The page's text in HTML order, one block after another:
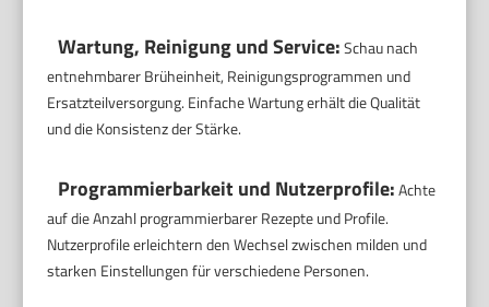
Wartung, Reinigung und Service:Schau nach
entnehmbarer Brüheinheit, Reinigungsprogrammen und
Ersatzteilversorgung. Einfache Wartung erhält die Qualität
und die Konsistenz der Stärke.
Programmierbarkeit und Nutzerprofile:Achte
auf die Anzahl programmierbarer Rezepte und Profile.
Nutzerprofile erleichtern den Wechsel zwischen milden und
starken Einstellungen für verschiedene Personen.